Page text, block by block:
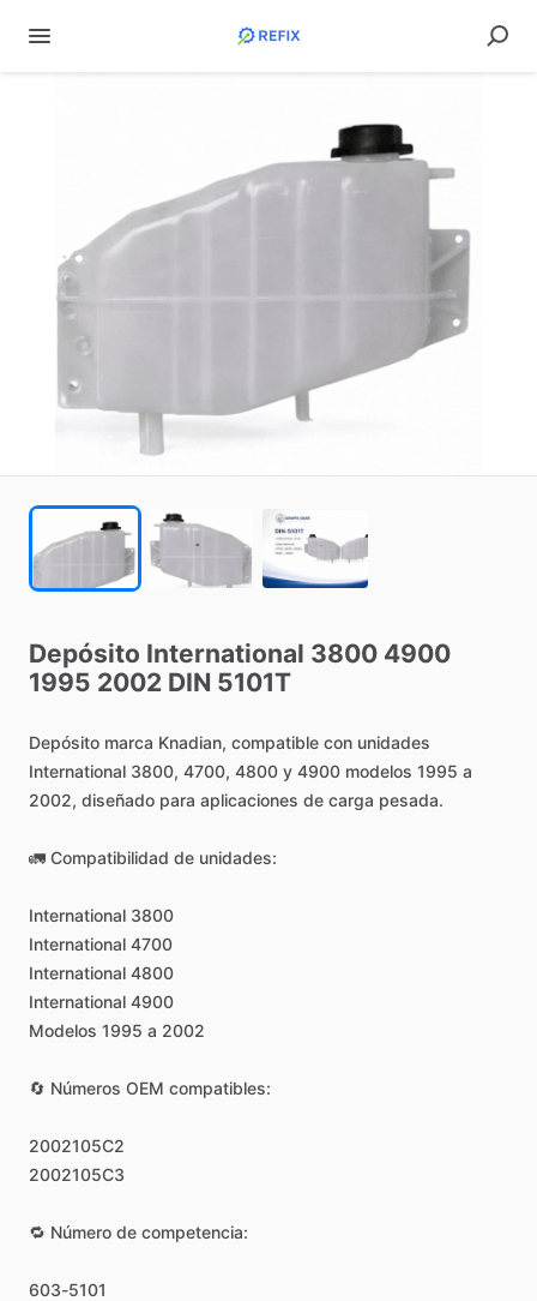
Depósito International 3800 4900
1995 2002 DIN 5101T
Depósito marca Knadian, compatible con unidades
International 3800, 4700, 4800 y 4900 modelos 1995 a
2002, diseñado para aplicaciones de carga pesada.
🚛 Compatibilidad de unidades:
International 3800
International 4700
International 4800
International 4900
Modelos 1995 a 2002
🔄 Números OEM compatibles:
2002105C2
2002105C3
🔁 Número de competencia:
603-5101